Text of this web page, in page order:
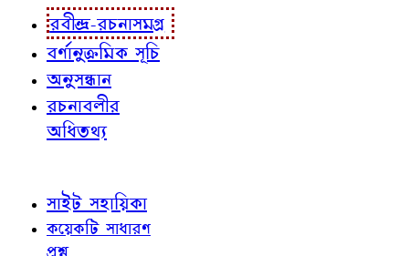
রবীন্দ্র-রচনাসমগ্র
বর্ণানুক্রমিক সূচি
অনুসন্ধান
রচনাবলীর
অধিতথ্য
সাইট সহায়িকা
কয়েকটি সাধারণ
প্রশ্ন